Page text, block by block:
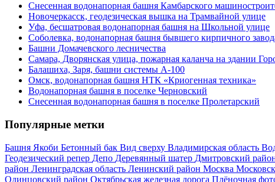
Снесенная водонапорная башня Камбарского
Новочеркасск, геодезическая вышка на Трамвайной улице
Уфа, бесшатровая водонапорная башня на Школьной улице
Соболевка, водонапорная башня бывшего кирпичного
Башни Домачевского лесничества
Самара, Дворянская улица, пожарная каланча на здании
Балашиха, Заря, башни системы А-100
Омск, водонапорная башня НТК «Криогенная техника»
Водонапорная башня в поселке Черновский
Снесенная водонапорная башня в поселке Пролетарский
Популярные метки
Башня Якоби Бетонный бак Вид сверху Владимирская область
Геодезический репер Депо Деревянный шатер Дмитровский
район Ленинградская область Ленинский район Москва
Одинцовский район Октябрьская железная дорога Плёночная